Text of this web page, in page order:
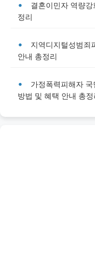
결혼이민자 역량
정리
지역디지털성범죄
안내 총정리
가정폭력피해자
방법 및 혜택 안내 총정